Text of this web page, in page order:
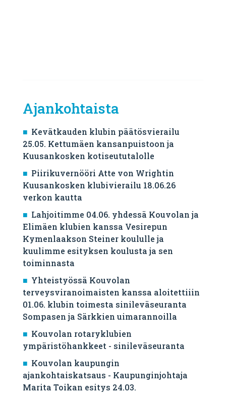
Ajankohtaista
Kevätkauden klubin päätösvierailu
25.05. Kettumäen kansanpuistoon ja
Kuusankosken kotiseututalolle
Piirikuvernööri Atte von Wrightin
Kuusankosken klubivierailu 18.06.26
verkon kautta
Lahjoitimme 04.06. yhdessä Kouvolan ja
Elimäen klubien kanssa Vesirepun
Kymenlaakson Steiner koululle ja
kuulimme esityksen koulusta ja sen
toiminnasta
Yhteistyössä Kouvolan
terveysviranoimaisten kanssa aloitettiiin
01.06. klubin toimesta sinileväseuranta
Sompasen ja Särkkien uimarannoilla
Kouvolan rotaryklubien
ympäristöhankkeet - sinileväseuranta
Kouvolan kaupungin
ajankohtaiskatsaus - Kaupunginjohtaja
Marita Toikan esitys 24.03.